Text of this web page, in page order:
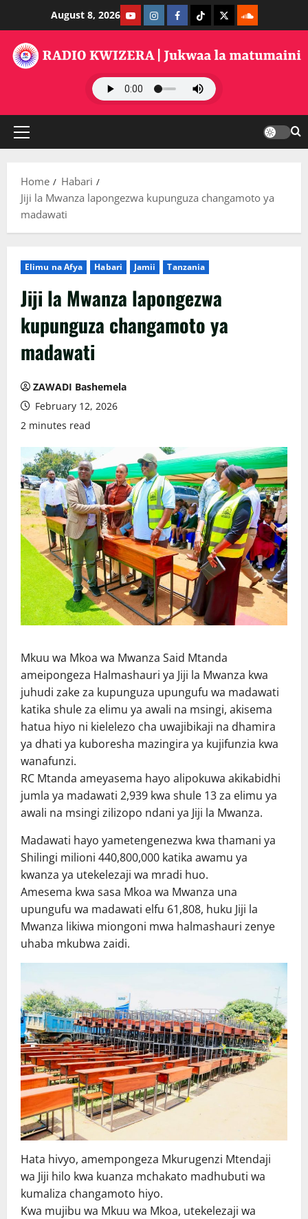
content
August 8, 2026 YoutubeInstagramFacebook
TikTokTwitterSoundClauds
Primary
Home
Habari
Jiji la Mwanza lapongezwa kupunguza changamoto ya
madawati
Elimu na Afya Habari Jamii Tanzania
Jiji la Mwanza lapongezwa
kupunguza changamoto ya
madawati
ZAWADI Bashemela
February 12, 2026
2 minutes read
Mkuu wa Mkoa wa Mwanza Said Mtanda
ameipongeza Halmashauri ya Jiji la Mwanza kwa
juhudi zake za kupunguza upungufu wa madawati
katika shule za elimu ya awali na msingi, akisema
hatua hiyo ni kielelezo cha uwajibikaji na dhamira
ya dhati ya kuboresha mazingira ya kujifunzia kwa
wanafunzi.
RC Mtanda ameyasema hayo alipokuwa akikabidhi
jumla ya madawati 2,939 kwa shule 13 za elimu ya
awali na msingi zilizopo ndani ya Jiji la Mwanza.
Madawati hayo yametengenezwa kwa thamani ya
Shilingi milioni 440,800,000 katika awamu ya
kwanza ya utekelezaji wa mradi huo.
Amesema kwa sasa Mkoa wa Mwanza una
upungufu wa madawati elfu 61,808, huku Jiji la
Mwanza likiwa miongoni mwa halmashauri zenye
uhaba mkubwa zaidi.
Hata hivyo, amempongeza Mkurugenzi Mtendaji
wa Jiji hilo kwa kuanza mchakato madhubuti wa
kumaliza changamoto hiyo.
Kwa mujibu wa Mkuu wa Mkoa, utekelezaji wa